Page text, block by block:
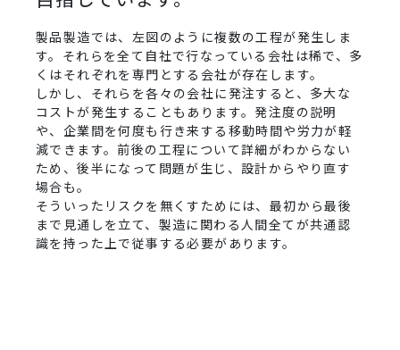
製品製造では、左図のように複数の工程が発生しま
す。それらを全て自社で行なっている会社は稀で、多
くはそれぞれを専門とする会社が存在します。
しかし、それらを各々の会社に発注すると、多大な
コストが発生することもあります。発注度の説明
や、企業間を何度も行き来する移動時間や労力が軽
減できます。前後の工程について詳細がわからない
ため、後半になって問題が生じ、設計からやり直す
場合も。
そういったリスクを無くすためには、最初から最後
まで見通しを立て、製造に関わる人間全てが共通認
識を持った上で従事する必要があります。